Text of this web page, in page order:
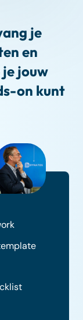
je
en
jouw
on kunt